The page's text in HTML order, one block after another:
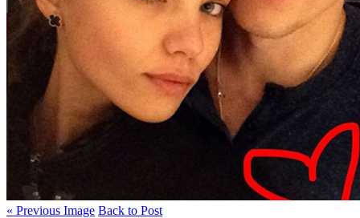
« Previous Image Back to Post